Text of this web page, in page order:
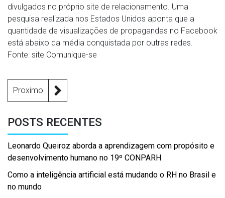
divulgados no próprio site de relacionamento. Uma
pesquisa realizada nos Estados Unidos aponta que a
quantidade de visualizações de propagandas no Facebook
está abaixo da média conquistada por outras redes.
Fonte: site Comunique-se
Proximo
POSTS RECENTES
Leonardo Queiroz aborda a aprendizagem com propósito e
desenvolvimento humano no 19º CONPARH
Como a inteligência artificial está mudando o RH no Brasil e
no mundo